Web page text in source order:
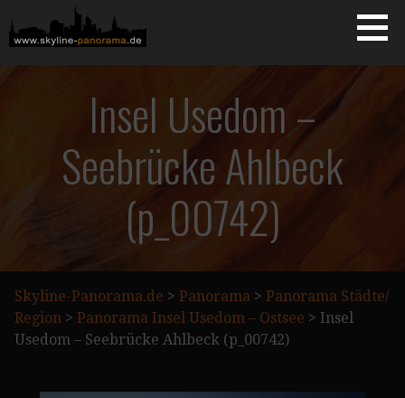
Inhalt
springen
SKYLINE-PANORAMA.DE
Insel Usedom –
Seebrücke Ahlbeck
(p_00742)
Skyline-Panorama.de > Panorama > Panorama Städte/
Region > Panorama Insel Usedom – Ostsee > Insel
Usedom – Seebrücke Ahlbeck (p_00742)